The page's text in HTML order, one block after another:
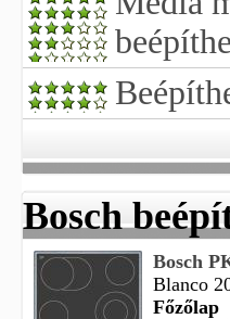
Bosch
Bosch
Blanco
Főzőlap